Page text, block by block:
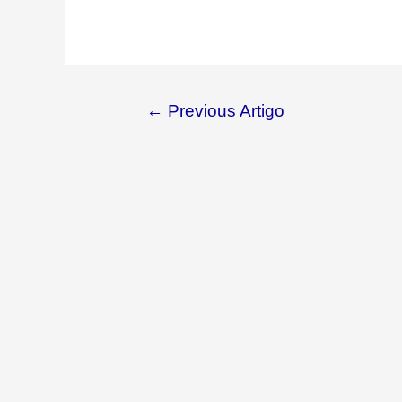
← Previous Artigo